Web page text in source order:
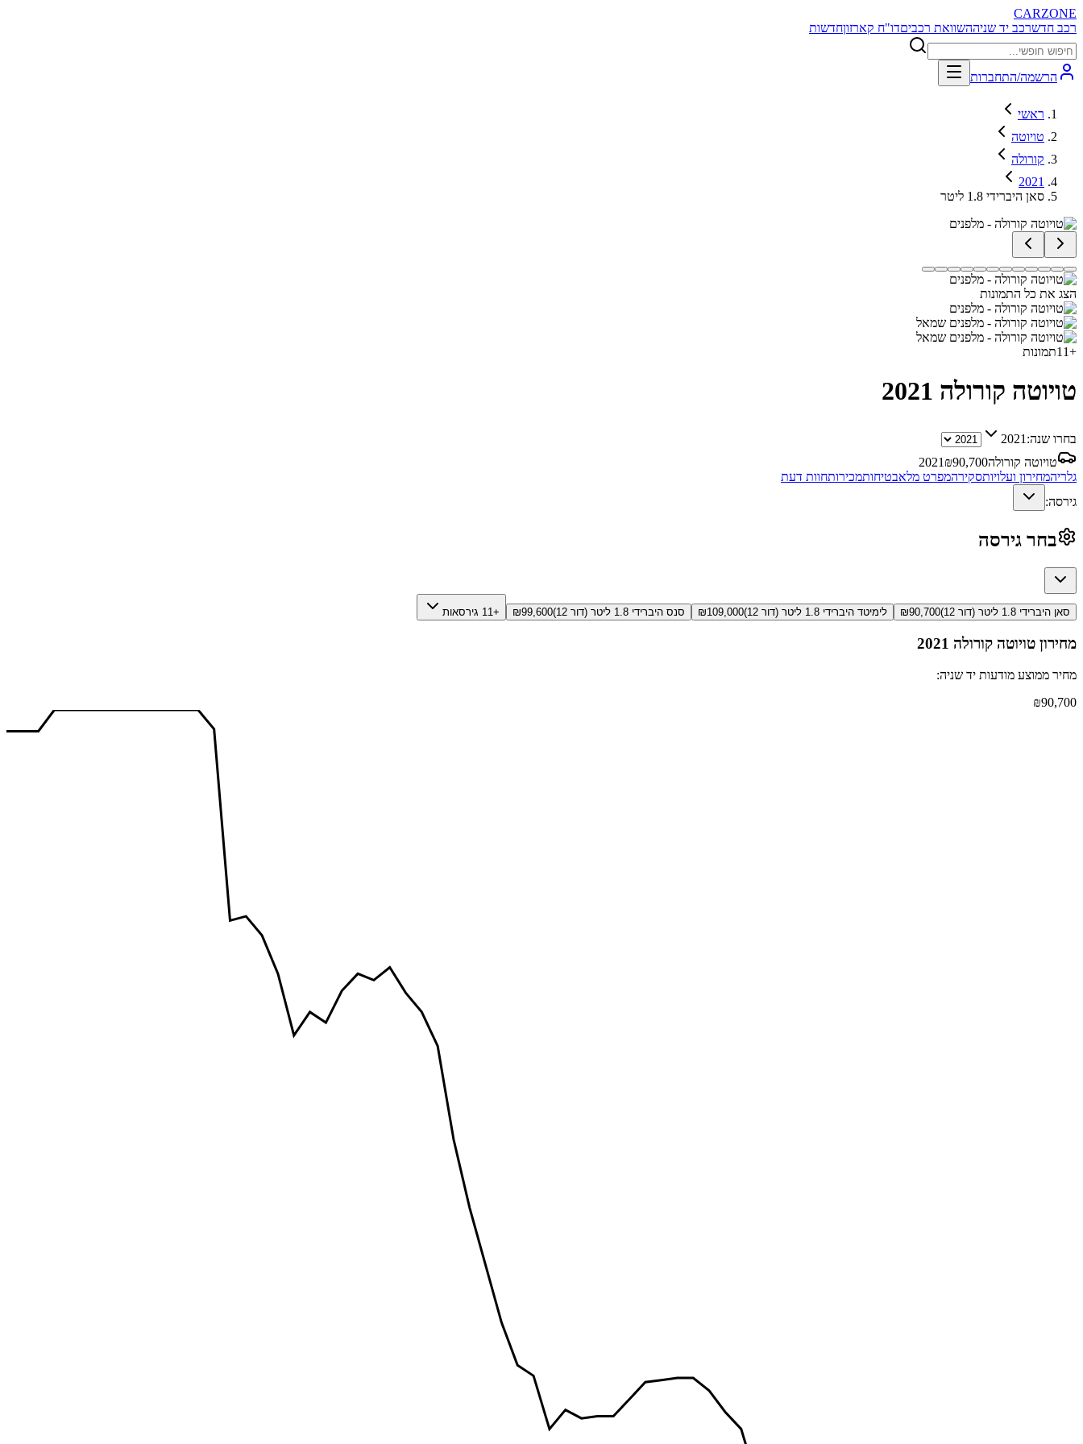
CARZONE
רכב חדשרכב יד שניההשוואת רכביםדו"ח קארזוןחדשות
הרשמה/התחברות
ראשי
טויוטה
קורולה
2021
סאן היברידי 1.8 ליטר
הצג את כל התמונות
+
11תמונות
טויוטה קורולה 2021
בחרו שנה: 2021
טויוטה קורולה
2021 ₪90,700
גלריהמחירון ועלויותסקירהמפרט מלאבטיחותמכירותחוות דעת
גירסה:
בחר גירסה
סאן היברידי 1.8 ליטר (דור 12) ₪90,700 לימיטד היברידי 1.8 ליטר (דור 12) ₪109,000 סנס היברידי 1.8 ליטר (דור 12) ₪99,600 +11 גירסאות
מחירון טויוטה קורולה 2021
מחיר ממוצע מודעות יד שניה:
₪90,700